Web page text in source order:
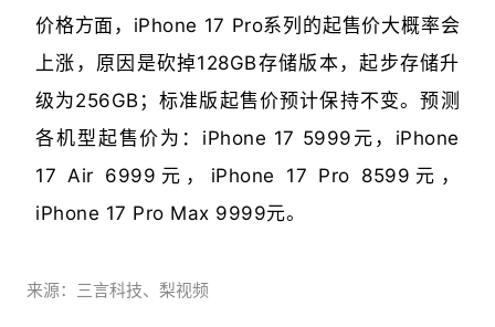
价格方面，iPhone 17 Pro系列的起售价大概率会
上涨，原因是砍掉128GB存储版本，起步存储升
级为256GB；标准版起售价预计保持不变。预测
各机型起售价为：iPhone 17 5999元，iPhone
17 Air 6999元，iPhone 17 Pro 8599元，
iPhone 17 Pro Max 9999元。
来源：三言科技、梨视频